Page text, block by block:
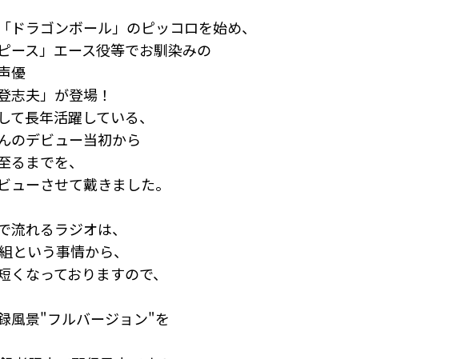
ドラゴンボール」のピッコロを始め、
ース」エース役等でお馴染みの
優
志夫」が登場！
て長年活躍している、
のデビュー当初から
るまでを、
ューさせて戴きました。
流れるラジオは、
という事情から、
くなっておりますので、
風景"フルバージョン"を